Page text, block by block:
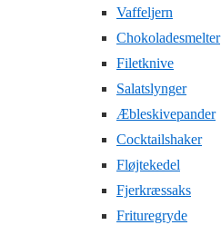
Vaffeljern
Chokoladesmelter
Filetknive
Salatslynger
Æbleskivepander
Cocktailshaker
Fløjtekedel
Fjerkræssaks
Frituregryde